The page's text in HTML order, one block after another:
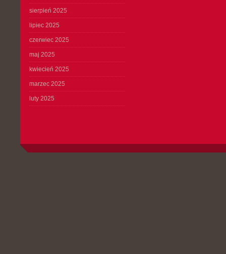
sierpień 2025
lipiec 2025
czerwiec 2025
maj 2025
kwiecień 2025
marzec 2025
luty 2025